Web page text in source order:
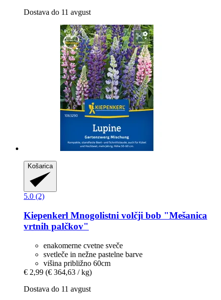
Dostava do 11 avgust
Košarica
5.0 (2)
Kiepenkerl Mnogolistni volčji bob "Mešanica
vrtnih palčkov"
enakomerne cvetne sveče
svetleče in nežne pastelne barve
višina približno 60cm
€ 2,99 (€ 364,63 / kg)
Dostava do 11 avgust